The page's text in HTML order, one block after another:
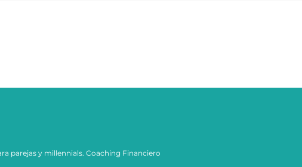
parejas y millennials. Coaching Financiero